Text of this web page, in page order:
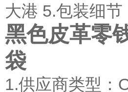
大港 5.包装细节
黑色皮革零
袋
1.供应商类型：